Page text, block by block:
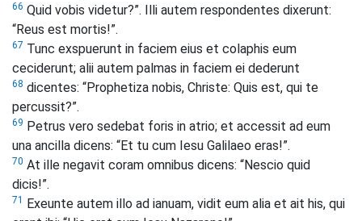
66 Quid vobis videtur?”. Illi autem respondentes dixerunt:
“Reus est mortis!”.
67 Tunc exspuerunt in faciem eius et colaphis eum
ceciderunt; alii autem palmas in faciem ei dederunt
68 dicentes: “Prophetiza nobis, Christe: Quis est, qui te
percussit?”.
69 Petrus vero sedebat foris in atrio; et accessit ad eum
una ancilla dicens: “Et tu cum Iesu Galilaeo eras!”.
70 At ille negavit coram omnibus dicens: “Nescio quid
dicis!”.
71
Exeunte autem illo ad ianuam, vidit eum alia et ait his, qui